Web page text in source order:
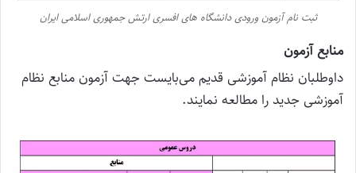
ثبت نام آزمون ورودی دانشگاه های افسری ارتش جمهوری اسلامی ایران
منابع آزمون
داوطلبان نظام آموزشی قدیم می‌بایست جهت آزمون منابع نظام
آموزشی جدید را مطالعه نمایند.